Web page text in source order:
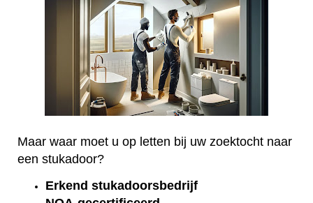
Maar waar moet u op letten bij uw zoektocht naar
een stukadoor?
Erkend stukadoorsbedrijf